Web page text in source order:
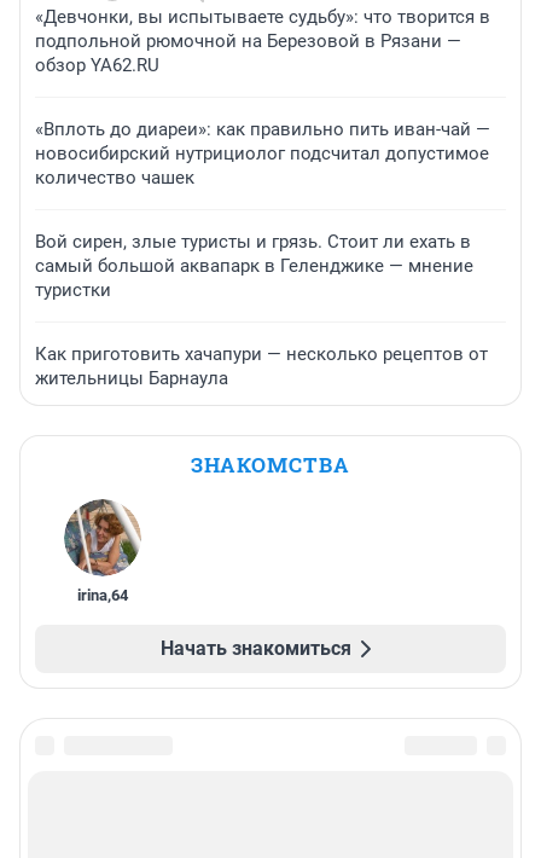
«Девчонки, вы испытываете судьбу»: что творится в
подпольной рюмочной на Березовой в Рязани —
обзор YA62.RU
«Вплоть до диареи»: как правильно пить иван-чай —
новосибирский нутрициолог подсчитал допустимое
количество чашек
Вой сирен, злые туристы и грязь. Стоит ли ехать в
самый большой аквапарк в Геленджике — мнение
туристки
Как приготовить хачапури — несколько рецептов от
жительницы Барнаула
ЗНАКОМСТВА
irina,64
Начать знакомиться